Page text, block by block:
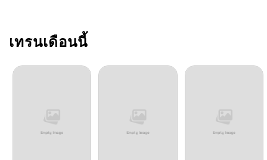
ตอนที่ 10
ตอนที่ 9
10/05/2024
เทรนเดือนนี้